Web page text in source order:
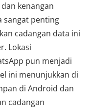
kenangan
sangat penting
cadangan data ini
Lokasi
pun menjadi
ini menunjukkan di
di Android dan
cadangan